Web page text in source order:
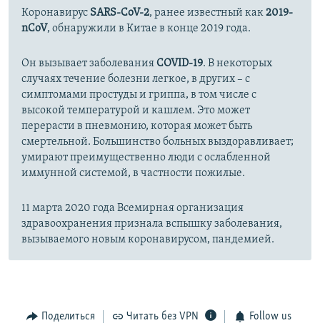
Коронавирус SARS-CoV-2, ранее известный как2019-
nCoV, обнаружили в Китае в конце 2019 года.
Он вызывает заболеванияCOVID-19. В некоторых
случаях течение болезни легкое, в других – с
симптомами простуды и гриппа, в том числе с
высокой температурой и кашлем. Это может
перерасти в пневмонию, которая может быть
смертельной. Большинство больных выздоравливает;
умирают преимущественно люди с ослабленной
иммунной системой, в частности пожилые.
11 марта 2020 года Всемирная организация
здравоохранения признала вспышку заболевания,
вызываемого новым коронавирусом, пандемией.
Поделиться Читать без VPN Follow us